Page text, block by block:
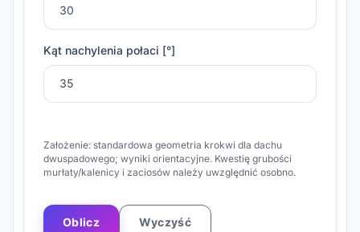
Kąt nachylenia połaci [°]
Założenie: standardowa geometria krokwi dla dachu
dwuspadowego; wyniki orientacyjne. Kwestię grubości
murłaty/kalenicy i zaciosów należy uwzględnić osobno.
Oblicz Wyczyść